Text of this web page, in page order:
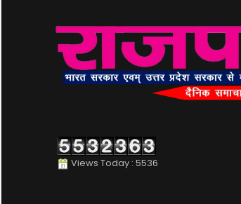
Views Today : 5536